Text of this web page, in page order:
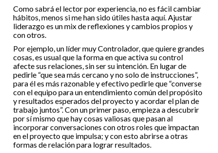
Como sabrá el lector por experiencia, no es fácil cambiar
hábitos, menos si me han sido útiles hasta aquí. Ajustar
liderazgo es un mix de reflexiones y cambios propios y
con otros.
Por ejemplo, un líder muy Controlador, que quiere grandes
cosas, es usual que la forma en que activa su control
afecte sus relaciones, sin ser su intención. En lugar de
pedirle “que sea más cercano y no solo de instrucciones”,
para él es más razonable y efectivo pedirle que “converse
con el equipo para un entendimiento común del propósito
y resultados esperados del proyecto y acordar el plan de
trabajo juntos”. Con un primer paso, empieza a descubrir
por sí mismo que hay cosas valiosas que pasan al
incorporar conversaciones con otros roles que impactan
en el proyecto que impulsa; y con esto abrirse a otras
formas de relación para lograr resultados.